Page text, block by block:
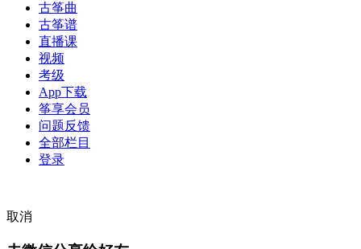
古筝曲
古筝谱
直播课
视频
考级
App下载
筝享会员
问题反馈
全部栏目
登录
取消